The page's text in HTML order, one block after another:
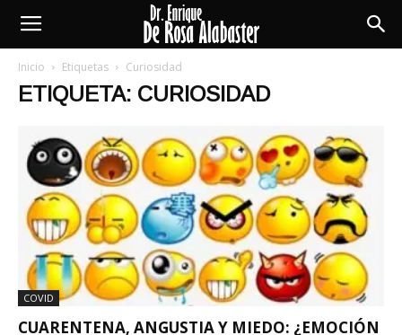
Enrique
Rosa
Alabaster
Inicio Etiquetas Curiosidad
ETIQUETA: CURIOSIDAD
COVID
CUARENTENA, ANGUSTIA Y MIEDO: ¿EMOCIÓN